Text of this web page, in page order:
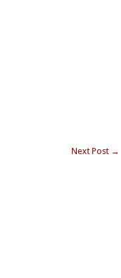
Next Post →